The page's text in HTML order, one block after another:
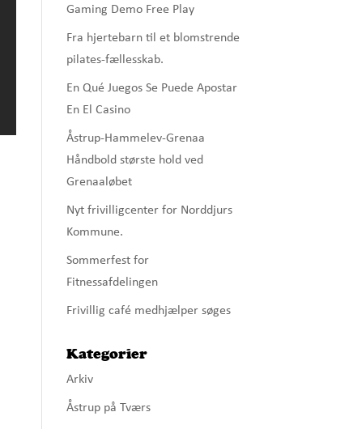
Gaming Demo Free Play
Fra hjertebarn til et blomstrende
pilates-fællesskab.
En Qué Juegos Se Puede Apostar
En El Casino
Åstrup-Hammelev-Grenaa
Håndbold største hold ved
Grenaaløbet
Nyt frivilligcenter for Norddjurs
Kommune.
Sommerfest for
Fitnessafdelingen
Frivillig café medhjælper søges
Kategorier
Arkiv
Åstrup på Tværs